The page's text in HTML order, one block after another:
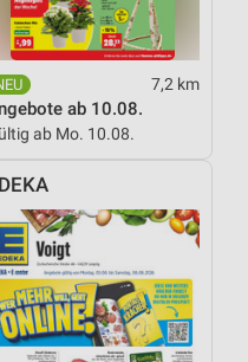
7,2 km
ab 10.08.
ab Mo. 10.08.
oder
Angebote